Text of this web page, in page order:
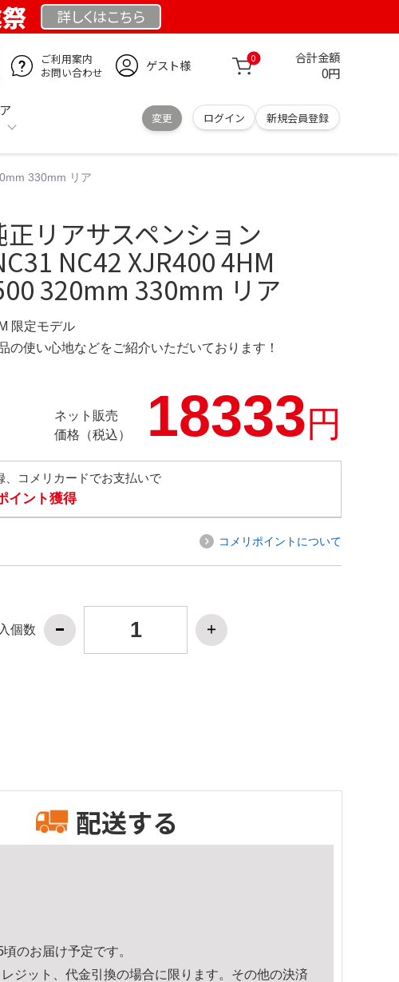
詳しくはこちら
ご利用案内
お問い合わせ
ゲスト様 0 合計金額
0円
変更 ログイン 新規会員登録
330mm リア
正リアサスペンション
NC42 XJR400 4HM
320mm 330mm リア
限定モデル
の使い心地などをご紹介いただいております！
ネット販売
価格（税込）
18333円
、コメリカードでお支払いで
イント獲得
コメリポイントについて
個数
配送する
のお届け予定です。
ジット、代金引換の場合に限ります。その他の決済